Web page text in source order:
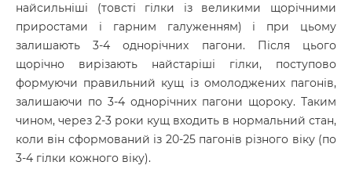
найсильніші (товсті гілки із великими щорічними
приростами і гарним галуженням) і при цьому
залишають 3-4 однорічних пагони. Після цього
щорічно вирізають найстаріші гілки, поступово
формуючи правильний кущ із омолоджених пагонів,
залишаючи по 3-4 однорічних пагони щороку. Таким
чином, через 2-3 роки кущ входить в нормальний стан,
коли він сформований із 20-25 пагонів різного віку (по
3-4 гілки кожного віку).